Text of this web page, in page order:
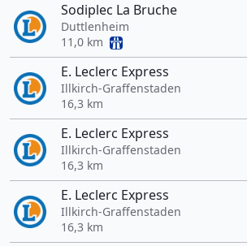
Sodiplec La Bruche
Duttlenheim
11,0 km
E. Leclerc Express
Illkirch-Graffenstaden
16,3 km
E. Leclerc Express
Illkirch-Graffenstaden
16,3 km
E. Leclerc Express
Illkirch-Graffenstaden
16,3 km